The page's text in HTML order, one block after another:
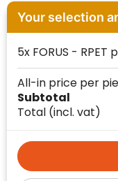
Your selection
5x FORUS -
Subtotal
Total (incl. vat)
All-in price per
Trustindex werkt